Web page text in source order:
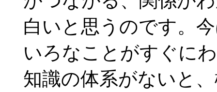
白いと思うのです。
いろなことがすぐに
知識の体系がないと